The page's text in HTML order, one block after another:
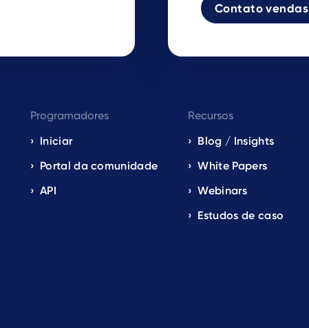
Contato vendas
Programadores
Iniciar
Portal da comunidade
API
Recursos
Blog / Insights
White Papers
Webinars
Estudos de caso